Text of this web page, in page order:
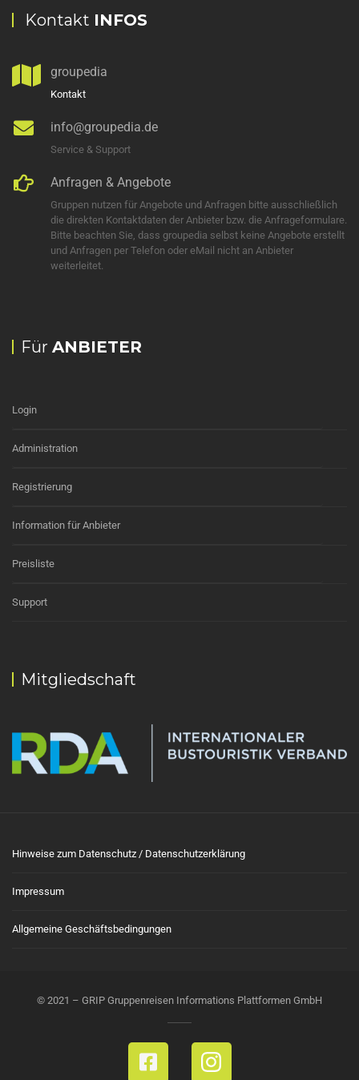
Kontakt INFOS
groupedia
Kontakt
info@groupedia.de
Service & Support
Anfragen & Angebote
Gruppen nutzen für Angebote und Anfragen bitte ausschließlich
die direkten Kontaktdaten der Anbieter bzw. die Anfrageformulare.
Bitte beachten Sie, dass groupedia selbst keine Angebote erstellt
und Anfragen per Telefon oder eMail nicht an Anbieter
weiterleitet.
Für ANBIETER
Login
Administration
Registrierung
Information für Anbieter
Preisliste
Support
Mitgliedschaft
Hinweise zum Datenschutz / Datenschutzerklärung
Impressum
Allgemeine Geschäftsbedingungen
© 2021 – GRIP Gruppenreisen Informations Plattformen GmbH